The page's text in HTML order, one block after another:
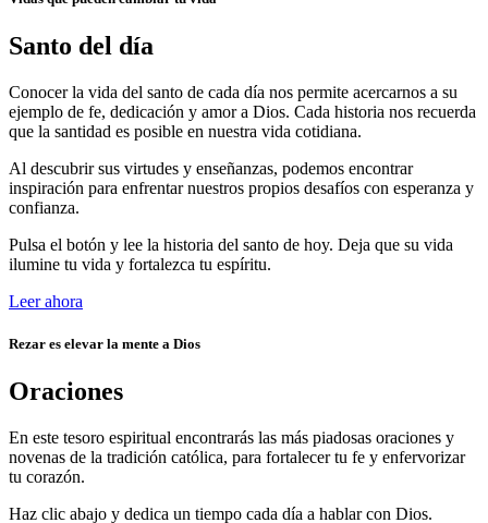
Santo del día
Conocer la vida del santo de cada día nos permite acercarnos a su
ejemplo de fe, dedicación y amor a Dios. Cada historia nos recuerda
que la santidad es posible en nuestra vida cotidiana.
Al descubrir sus virtudes y enseñanzas, podemos encontrar
inspiración para enfrentar nuestros propios desafíos con esperanza y
confianza.
Pulsa el botón y lee la historia del santo de hoy. Deja que su vida
ilumine tu vida y fortalezca tu espíritu.
Leer ahora
Rezar es elevar la mente a Dios
Oraciones
En este tesoro espiritual encontrarás las más piadosas oraciones y
novenas de la tradición católica, para fortalecer tu fe y enfervorizar
tu corazón.
Haz clic abajo y dedica un tiempo cada día a hablar con Dios.